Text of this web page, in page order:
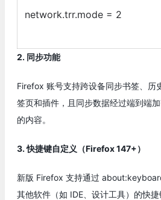
network.trr.mode = 2
2. 同步功能
Firefox 账号支持跨设备同步书签、历
签页和插件，且同步数据经过端到端
的内容。
3. 快捷键自定义（Firefox 147+）
新版 Firefox 支持通过
其他软件（如 IDE、设计工具）的快捷